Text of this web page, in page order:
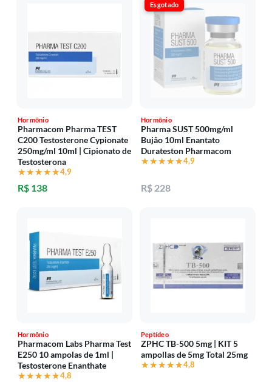
Hormônio
Pharmacom Pharma TEST
C200 Testosterone Cypionate
250mg/ml 10ml | Cipionato de
Testosterona
★★★★★
★★★★★4,9
R$ 138
Esgotado
Hormônio
Pharma SUST 500mg/ml
Bujão 10ml Enantato
Durateston Pharmacom
★★★★★
★★★★★4,9
R$ 228
Hormônio
Pharmacom Labs Pharma Test
E250 10 ampolas de 1ml |
Testosterone Enanthate
★★★★★
★★★★★4,8
Peptídeo
ZPHC TB-500 5mg | KIT 5
ampollas de 5mg Total 25mg
★★★★★
★★★★★4,8